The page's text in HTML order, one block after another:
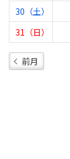
30（土）
31（日）
前月